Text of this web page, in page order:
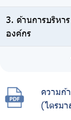
3. ด้านการบริหาร
องค์กร
ความก้
(ไตรม